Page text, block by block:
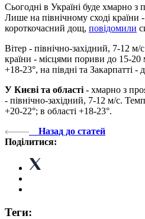
Сьогодні в Україні буде хмарно з
Лише на північному сході країни
короткочасний дощ, повідомили
Вітер - північно-західний, 7-12 м/
країни - місцями пориви до 15-20
+18-23°, на півдні та Закарпатті
У Києві та області - хмарно з
- північно-західний, 7-12 м/с.
+20-22°; в області +18-23°.
Назад до статей
Поділитися:
Теги: